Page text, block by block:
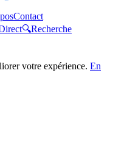
Contact
🔍Recherche
votre expérience. En